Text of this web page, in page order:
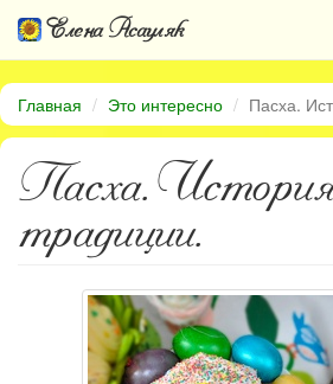
Елена Асауляк
Главная Это интересно Пасха.
Пасха.
традиции.